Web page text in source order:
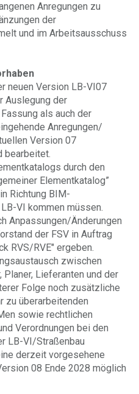
Anregungen zu
der
und im Arbeitsausschuss
neuen Version LB-VI07
Auslegung der
als auch der
Anregungen/
Version 07
bearbeitet.
durch den
Elementkatalog”
Richtung BIM-
VI kommen müssen.
Anpassungen/Änderungen
der FSV in Auftrag
RVS/RVE" ergeben.
zwischen
Planer, Lieferanten und der
Folge noch zusätzliche
zu überarbeitenden
sowie rechtlichen
Verordnungen bei den
LB-VI/Straßenbau
derzeit vorgesehene
08 Ende 2028 möglich